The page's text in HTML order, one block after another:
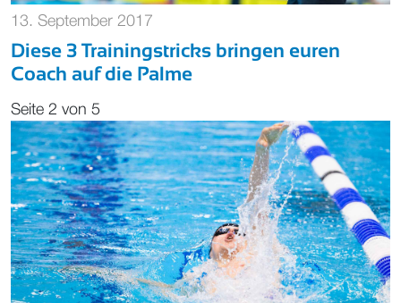
13. September 2017
Diese 3 Trainingstricks bringen euren
Coach auf die Palme
Seite 2 von 5